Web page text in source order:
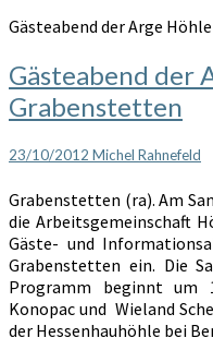
Gästeabend der Arge
Gästeabend der
Grabenstetten
23/10/2012 Michel Rahnefeld
Grabenstetten (ra). Am
die Arbeitsgemeinschaft
Gäste- und
Grabenstetten ein. Die
Programm beginnt um
Konopac und Wieland
der Hessenhauhöhle bei